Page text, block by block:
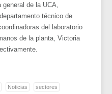
de la UCA,
técnico de
del laboratorio
de la planta, Victoria
Noticias sectores